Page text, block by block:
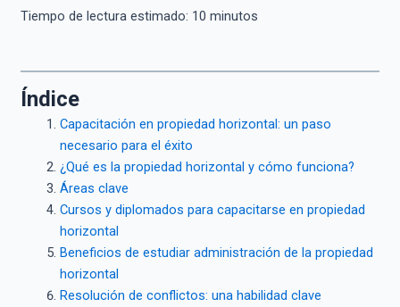
Tiempo de lectura estimado: 10 minutos
Índice
Capacitación en propiedad horizontal: un paso
necesario para el éxito
¿Qué es la propiedad horizontal y cómo funciona?
Áreas clave
Cursos y diplomados para capacitarse en propiedad
horizontal
Beneficios de estudiar administración de la propiedad
horizontal
Resolución de conflictos: una habilidad clave